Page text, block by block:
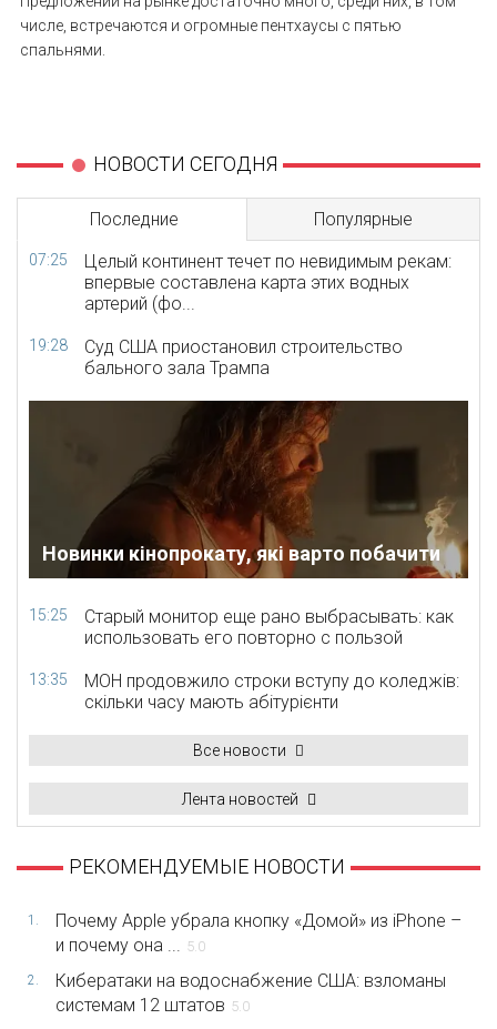
числе, встречаются и огромные пентхаусы с пятью
спальнями.
НОВОСТИ СЕГОДНЯ
Последние Популярные
07:25
Целый континент течет по невидимым рекам:
впервые составлена карта этих водных
артерий (фо...
19:28
Суд США приостановил строительство
бального зала Трампа
Новинки кінопрокату, які варто побачити
15:25
Старый монитор еще рано выбрасывать: как
использовать его повторно с пользой
13:35
МОН продовжило строки вступу до коледжів:
скільки часу мають абітурієнти
Все новости
Лента новостей
РЕКОМЕНДУЕМЫЕ НОВОСТИ
1.
Почему Apple убрала кнопку «Домой» из iPhone –
и почему она ... 5.0
2.
Кибератаки на водоснабжение США: взломаны
системам 12 штатов 5.0